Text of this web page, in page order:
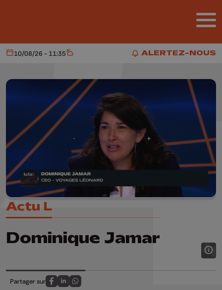
ALERTEZ-NOUS
ALERTEZ-NOUS
Aujourd'hui
10/08/26 - 11:35 Météo
Actu L
Dominique Jamar
Partager sur
Partagez sur FaceBook
Partagez sur LinkedIn
Partagez sur Whatsapp